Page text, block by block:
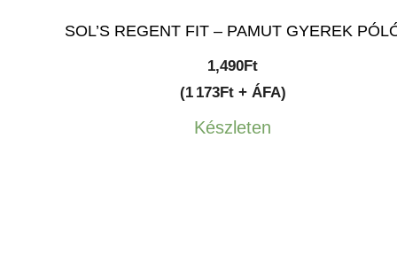
SOL’S REGENT FIT – PAMUT GYEREK
1,490Ft
(1 173Ft + ÁFA)
Készleten